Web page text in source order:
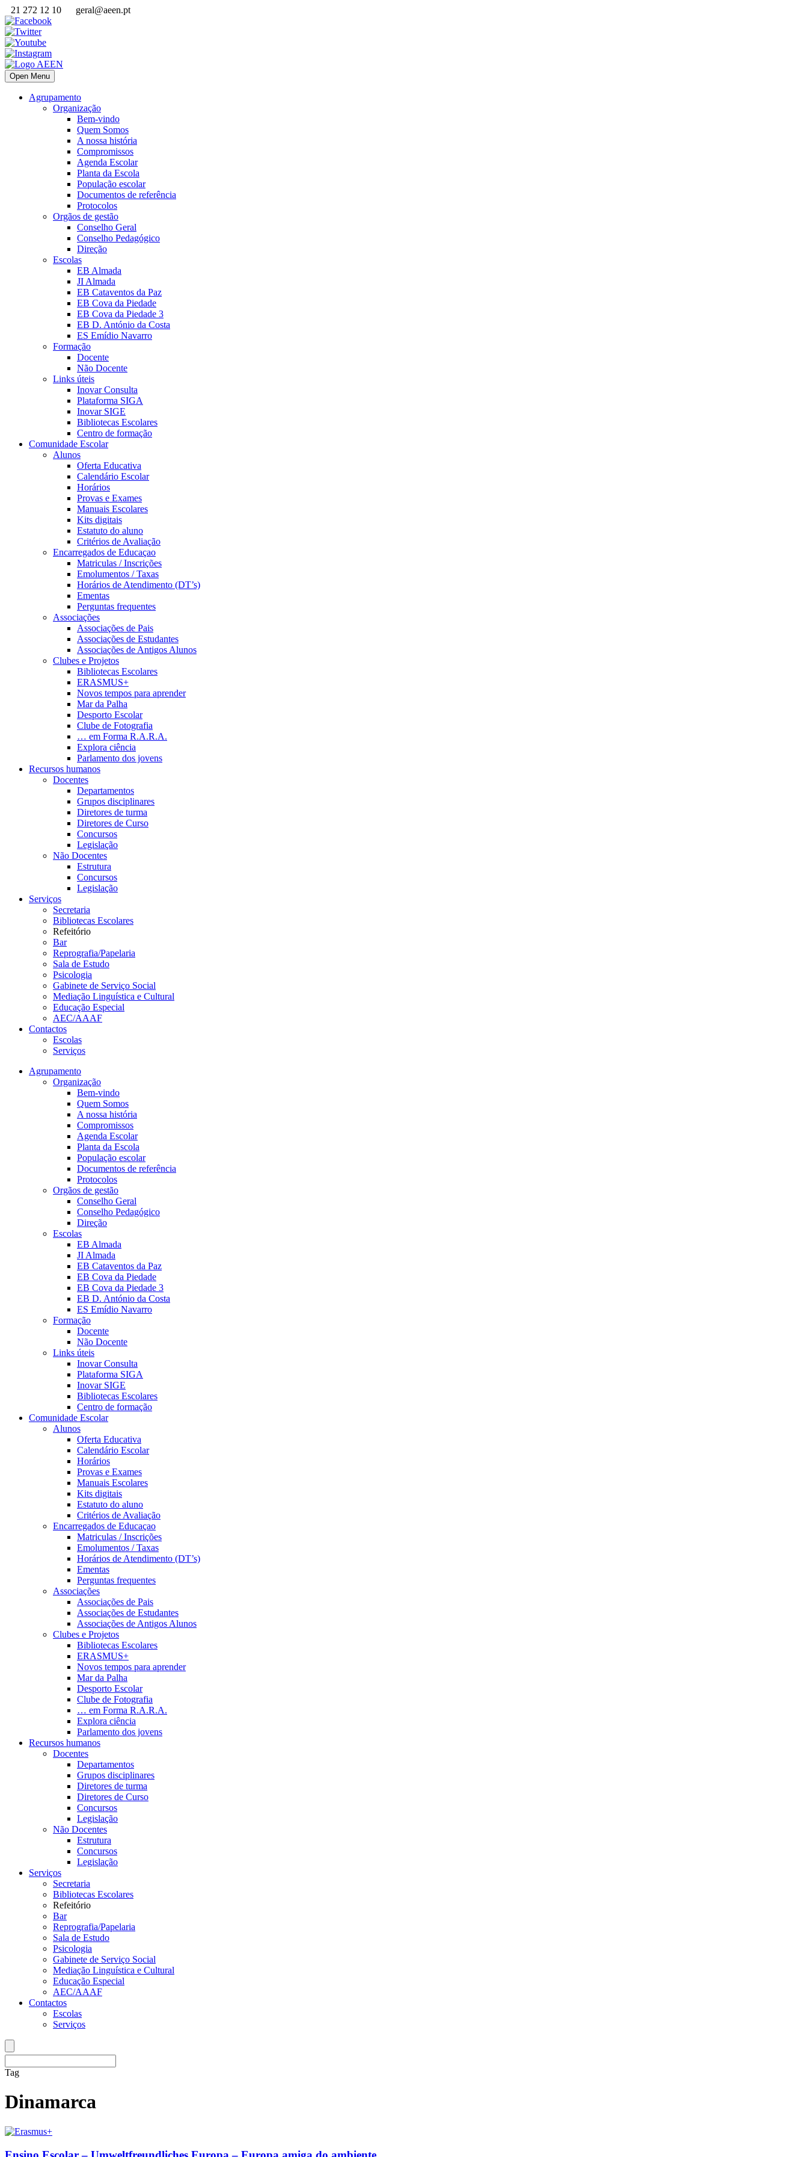
21 272 12 10 geral@aeen.pt
Open Menu
Agrupamento
Organização
Bem-vindo
Quem Somos
A nossa história
Compromissos
Agenda Escolar
Planta da Escola
População escolar
Documentos de referência
Protocolos
Orgãos de gestão
Conselho Geral
Conselho Pedagógico
Direção
Escolas
EB Almada
JI Almada
EB Cataventos da Paz
EB Cova da Piedade
EB Cova da Piedade 3
EB D. António da Costa
ES Emídio Navarro
Formação
Docente
Não Docente
Links úteis
Inovar Consulta
Plataforma SIGA
Inovar SIGE
Bibliotecas Escolares
Centro de formação
Comunidade Escolar
Alunos
Oferta Educativa
Calendário Escolar
Horários
Provas e Exames
Manuais Escolares
Kits digitais
Estatuto do aluno
Critérios de Avaliação
Encarregados de Educaçao
Matriculas / Inscrições
Emolumentos / Taxas
Horários de Atendimento (DT’s)
Ementas
Perguntas frequentes
Associações
Associações de Pais
Associações de Estudantes
Associações de Antigos Alunos
Clubes e Projetos
Bibliotecas Escolares
ERASMUS+
Novos tempos para aprender
Mar da Palha
Desporto Escolar
Clube de Fotografia
… em Forma R.A.R.A.
Explora ciência
Parlamento dos jovens
Recursos humanos
Docentes
Departamentos
Grupos disciplinares
Diretores de turma
Diretores de Curso
Concursos
Legislação
Não Docentes
Estrutura
Concursos
Legislação
Serviços
Secretaria
Bibliotecas Escolares
Refeitório
Bar
Reprografia/Papelaria
Sala de Estudo
Psicologia
Gabinete de Serviço Social
Mediação Linguística e Cultural
Educação Especial
AEC/AAAF
Contactos
Escolas
Serviços
Agrupamento
Organização
Bem-vindo
Quem Somos
A nossa história
Compromissos
Agenda Escolar
Planta da Escola
População escolar
Documentos de referência
Protocolos
Orgãos de gestão
Conselho Geral
Conselho Pedagógico
Direção
Escolas
EB Almada
JI Almada
EB Cataventos da Paz
EB Cova da Piedade
EB Cova da Piedade 3
EB D. António da Costa
ES Emídio Navarro
Formação
Docente
Não Docente
Links úteis
Inovar Consulta
Plataforma SIGA
Inovar SIGE
Bibliotecas Escolares
Centro de formação
Comunidade Escolar
Alunos
Oferta Educativa
Calendário Escolar
Horários
Provas e Exames
Manuais Escolares
Kits digitais
Estatuto do aluno
Critérios de Avaliação
Encarregados de Educaçao
Matriculas / Inscrições
Emolumentos / Taxas
Horários de Atendimento (DT’s)
Ementas
Perguntas frequentes
Associações
Associações de Pais
Associações de Estudantes
Associações de Antigos Alunos
Clubes e Projetos
Bibliotecas Escolares
ERASMUS+
Novos tempos para aprender
Mar da Palha
Desporto Escolar
Clube de Fotografia
… em Forma R.A.R.A.
Explora ciência
Parlamento dos jovens
Recursos humanos
Docentes
Departamentos
Grupos disciplinares
Diretores de turma
Diretores de Curso
Concursos
Legislação
Não Docentes
Estrutura
Concursos
Legislação
Serviços
Secretaria
Bibliotecas Escolares
Refeitório
Bar
Reprografia/Papelaria
Sala de Estudo
Psicologia
Gabinete de Serviço Social
Mediação Linguística e Cultural
Educação Especial
AEC/AAAF
Contactos
Escolas
Serviços
Tag
Dinamarca